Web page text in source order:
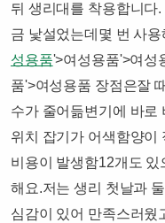
뒤 생리대를 착용합니다
금 낯설었는데몇 번 사
성용품'>여성용품'>여성
품'>여성용품 장점은잘
수가 줄어듦변기에 바로
위치 잡기가 어색함양이
비용이 발생함12개도 있
해요.저는 생리 첫날과
심감이 있어 만족스러웠